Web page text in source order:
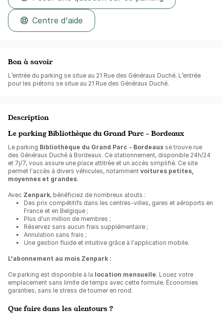
Centre d'aide
Bon à savoir
L’entrée du parking se situe au 21 Rue des Généraux Duché. L’entrée
pour les piétons se situe au 21 Rue des Généraux Duché.
Description
Le parking Bibliothèque du Grand Parc - Bordeaux
Le parking Bibliothèque du Grand Parc - Bordeaux se trouve rue
des Généraux Duché à Bordeaux. Ce stationnement, disponible 24h/24
et 7j/7, vous assure une place attitrée et un accès simplifié. Ce site
permet l'accès à divers véhicules, notamment voitures petites,
moyennes et grandes.
Avec Zenpark, bénéficiez de nombreux atouts :
Des prix compétitifs dans les centres-villes, gares et aéroports en
France et en Belgique ;
Plus d'un million de membres ;
Réservez sans aucun frais supplémentaire ;
Annulation sans frais ;
Une gestion fluide et intuitive grâce à l'application mobile.
L'abonnement au mois Zenpark :
Ce parking est disponible à la location mensuelle. Louez votre
emplacement sans limite de temps avec cette formule. Économies
garanties, sans le stress de tourner en rond.
Que faire dans les alentours ?